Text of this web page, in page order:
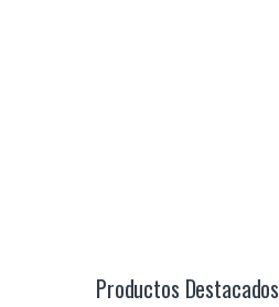
Productos Destacados